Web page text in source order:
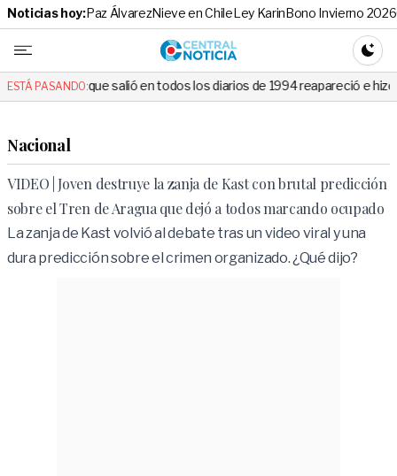
Noticias hoy:Paz ÁlvarezNieve en ChileLey KarinBono Invierno 2026
Central
ESTÁ PASANDO:
en todos los diarios de 1994 reapareció e hizo llorar a todos en
Nacional
VIDEO | Joven destruye la zanja de Kast con brutal predicción
sobre el Tren de Aragua que dejó a todos marcando ocupado
La zanja de Kast volvió al debate tras un video viral y una
dura predicción sobre el crimen organizado. ¿Qué dijo?